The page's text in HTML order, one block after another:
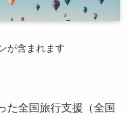
が含まれます
た全国旅行支援（全国